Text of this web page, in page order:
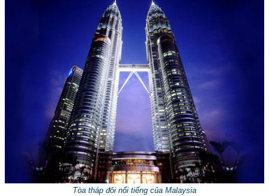
Tòa tháp đôi nổi tiếng của Malaysia